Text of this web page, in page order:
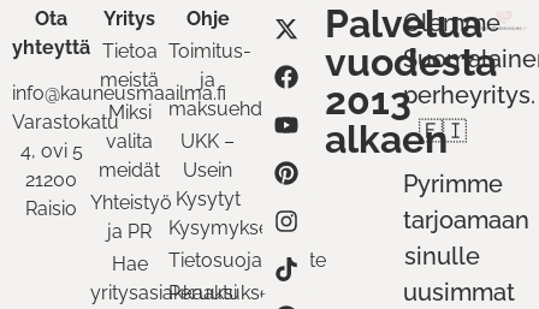
Ota
yhteyttä
info@kauneusmaailma.fi
Varastokatu
4, ovi 5
21200
Raisio
Yritys
Tietoa
meistä
Miksi
valita
meidät
Yhteistyö
ja PR
Hae
yritysasiakkaaksi
Ohje
Toimitus-
ja
maksuehdot
UKK –
Usein
Kysytyt
Kysymykset
Tietosuojaseloste
Peruutukset
Palvelua
vuodesta
2013
alkaen
Olemme
perheyritys.
🇫🇮
Pyrimme
tarjoamaan
sinulle
uusimmat